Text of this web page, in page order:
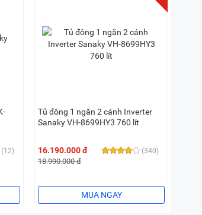
(12)
Tủ đông 1 ngăn 2 cánh Inverter
Sanaky VH-8699HY3 760 lít
(340)
16.190.000 đ
18.990.000 đ
MUA NGAY